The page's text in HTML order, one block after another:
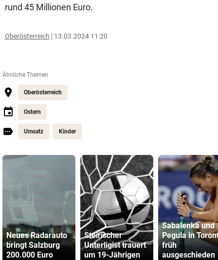
rund 45 Millionen Euro.
Oberösterreich 13.03.2024 11:20
Ähnliche Themen
Oberösterreich
Ostern
Umsatz Kinder
Neues Radarauto
bringt Salzburg
200.000 Euro
Steirischer
Unterligist trauert
um 19-Jährigen
Sabalenka und
Pegula in
früh
ausgeschieden